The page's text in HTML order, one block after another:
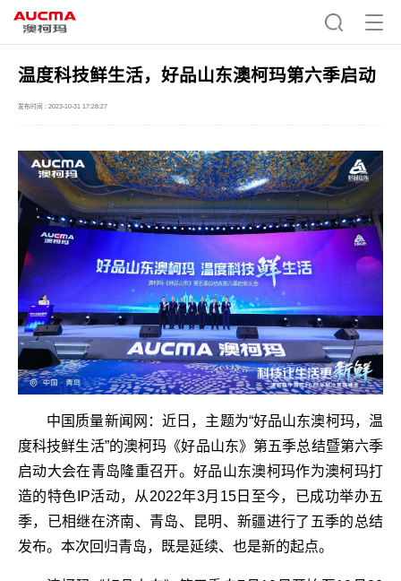
温度科技鲜生活，好品山东澳柯玛第六季启动
发布时间 : 2023-10-31 17:28:27
中国质量新闻网：近日，主题为“好品山东澳柯玛，温
度科技鲜生活”的澳柯玛《好品山东》第五季总结暨第六季
启动大会在青岛隆重召开。好品山东澳柯玛作为澳柯玛打
造的特色IP活动，从2022年3月15日至今，已成功举办五
季，已相继在济南、青岛、昆明、新疆进行了五季的总结
发布。本次回归青岛，既是延续、也是新的起点。